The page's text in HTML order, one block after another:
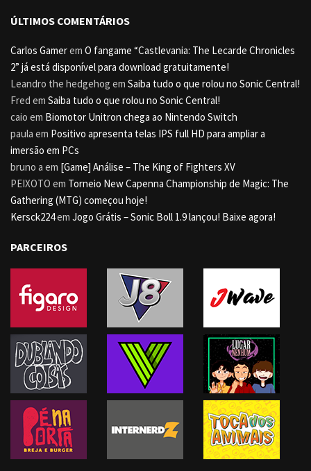
ÚLTIMOS COMENTÁRIOS
Carlos Gamerem O fangame “Castlevania: The Lecarde Chronicles
2” já está disponível para download gratuitamente!
Leandro the hedgehog em Saiba tudo o que rolou no Sonic Central!
Fred em Saiba tudo o que rolou no Sonic Central!
caio em Biomotor Unitron chega ao Nintendo Switch
paula em Positivo apresenta telas IPS full HD para ampliar a
imersão em PCs
bruno a em [Game] Análise – The King of Fighters XV
PEIXOTO em Torneio New Capenna Championship de Magic: The
Gathering (MTG) começou hoje!
Kersck224em Jogo Grátis – Sonic Boll 1.9 lançou! Baixe agora!
PARCEIROS